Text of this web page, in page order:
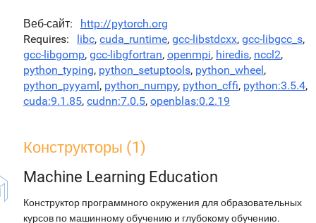
Веб-сайт
http://pytorch.org
Requires
libc, cuda_runtime, gcc-libstdcxx, gcc-libgcc_s,
gcc-libgomp, gcc-libgfortran, openmpi, hiredis, nccl2,
python_typing, python_setuptools, python_wheel,
python_pyyaml, python_numpy, python_cffi, python:3.5.4,
cuda:9.1.85, cudnn:7.0.5, openblas:0.2.19
Конструкторы (1)
Machine Learning Education
Конструктор программного окружения для образовательных
курсов по машинному обучению и глубокому обучению.